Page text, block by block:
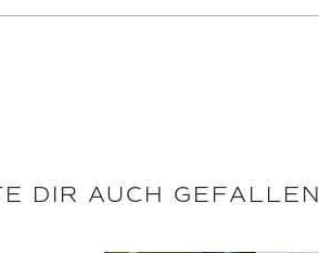
DIR AUCH GEFALLEN